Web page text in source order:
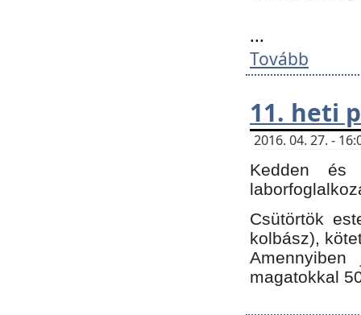
...
Tovább
11. heti
2016. 04. 27. -
Kedden és
Csütörtök
kolbász),
Amennyiben
magatokkal